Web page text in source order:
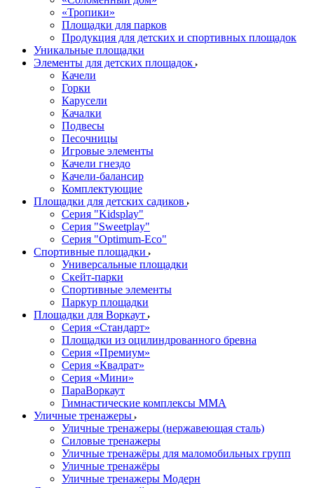
«Тропики»
Площадки для парков
Продукция для детских и спортивных площадок
Уникальные площадки
Элементы для детских площадок
Качели
Горки
Карусели
Качалки
Подвесы
Песочницы
Игровые элементы
Качели гнездо
Качели-балансир
Комплектующие
Площадки для детских садиков
Серия "Kidsplay"
Серия "Sweetplay"
Серия "Оptimum-Еco"
Спортивные площадки
Универсальные площадки
Скейт-парки
Спортивные элементы
Паркур площадки
Площадки для Воркаут
Серия «Стандарт»
Площадки из оцилиндрованного бревна
Серия «Премиум»
Серия «Квадрат»
Серия «Мини»
ПараВоркаут
Гимнастические комплексы ММА
Уличные тренажеры
Уличные тренажеры (нержавеющая сталь)
Силовые тренажеры
Уличные тренажёры для маломобильных групп
Уличные тренажёры
Уличные тренажеры Модерн